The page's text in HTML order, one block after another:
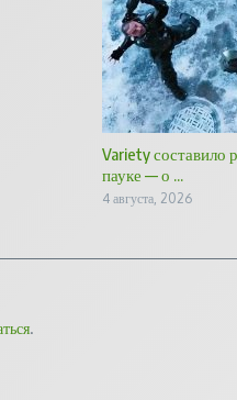
Variety составило
пауке — о ...
4 августа, 2026
.